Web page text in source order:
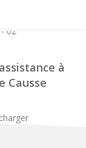
à
Causse